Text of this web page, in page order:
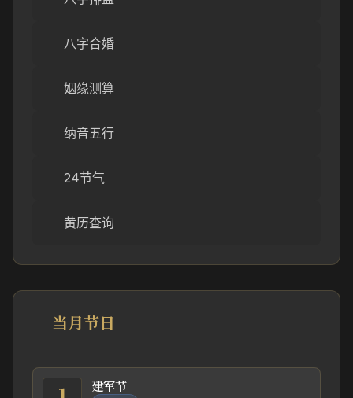
八字合婚
姻缘测算
纳音五行
24节气
黄历查询
当月节日
建军节